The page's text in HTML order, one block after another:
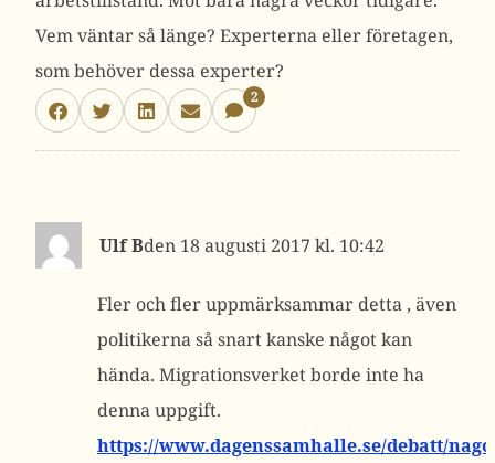
Vem väntar så länge? Experterna eller företagen,
som behöver dessa experter?
2
Ulf B 18 augusti 2017 kl. 10:42
Fler och fler uppmärksammar detta , även
politikerna så snart kanske något kan
hända. Migrationsverket borde inte ha
denna uppgift.
https://www.dagenssamhalle.se/debatt/